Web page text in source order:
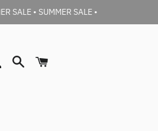
SALE • SUMMER SALE •
Accedi Cerca